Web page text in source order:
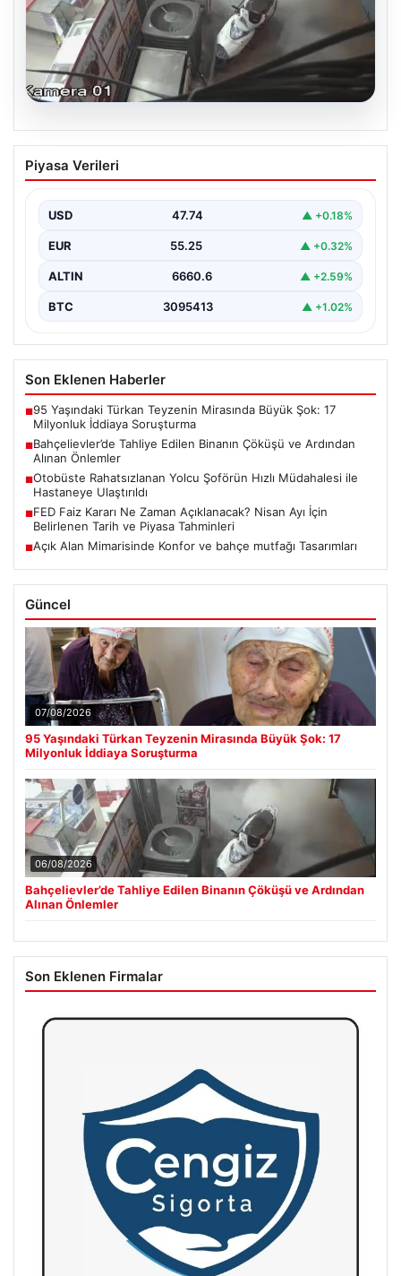
06.08.2026
Bahçelievler’de Tahliye Edilen Binanın
Çöküşü ve Ardından Alınan Önlemler
yaşanan olay, Yenibosna Merkez Mahallesi Taşova
Sokak'ta bulunan dört…
Piyasa Verileri
USD 47.74 ▲ +0.18%
EUR 55.25 ▲ +0.32%
ALTIN 6660.6 ▲ +2.59%
BTC 3095413 ▲ +1.02%
Son Eklenen Haberler
■95 Yaşındaki Türkan Teyzenin Mirasında Büyük Şok: 17
Milyonluk İddiaya Soruşturma
■Bahçelievler’de Tahliye Edilen Binanın Çöküşü ve Ardından
Alınan Önlemler
■Otobüste Rahatsızlanan Yolcu Şoförün Hızlı Müdahalesi ile
Hastaneye Ulaştırıldı
■FED Faiz Kararı Ne Zaman Açıklanacak? Nisan Ayı İçin
Belirlenen Tarih ve Piyasa Tahminleri
■Açık Alan Mimarisinde Konfor ve bahçe mutfağı Tasarımları
Güncel
07/08/2026
95 Yaşındaki Türkan Teyzenin Mirasında Büyük Şok: 17
Milyonluk İddiaya Soruşturma
06/08/2026
Bahçelievler’de Tahliye Edilen Binanın Çöküşü ve Ardından
Alınan Önlemler
Son Eklenen Firmalar